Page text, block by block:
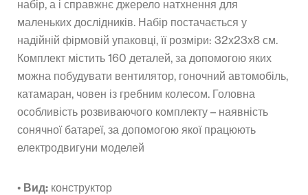
набір, а і справжнє джерело натхнення для
маленьких дослідників. Набір постачається у
надійній фірмовій упаковці, її розміри: 32х23х8 см.
Комплект містить 160 деталей, за допомогою яких
можна побудувати вентилятор, гоночний автомобіль,
катамаран, човен із гребним колесом. Головна
особливість розвиваючого комплекту – наявність
сонячної батареї, за допомогою якої працюють
електродвигуни моделей
• Вид: конструктор